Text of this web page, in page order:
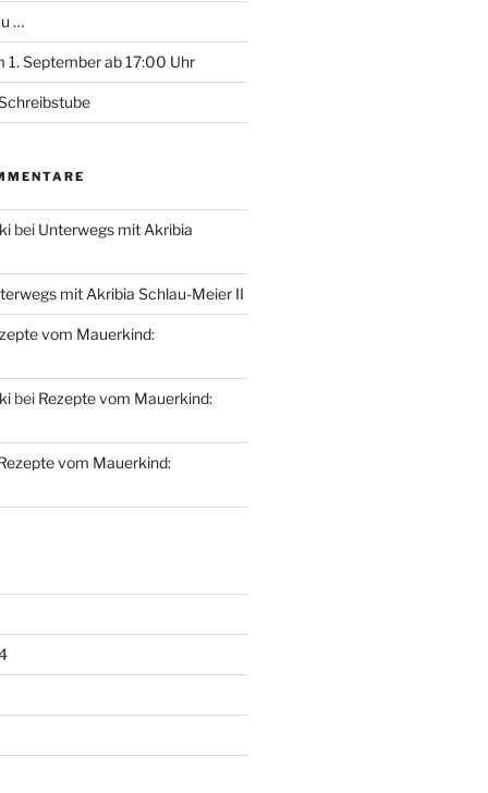
…
1. September ab 17:00 Uhr
bei Unterwegs mit Akribia
mit Akribia Schlau-Meier II
vom Mauerkind:
bei Rezepte vom Mauerkind:
vom Mauerkind: